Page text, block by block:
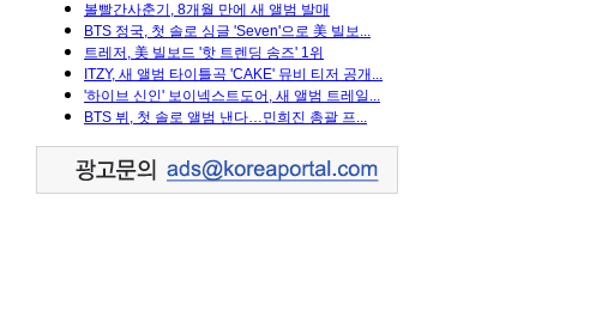
볼빨간사춘기, 8개월 만에 새 앨범 발매
BTS 정국, 첫 솔로 싱글 'Seven'으로 美 빌보...
트레저, 美 빌보드 '핫 트렌딩 송즈' 1위
ITZY, 새 앨범 타이틀곡 'CAKE' 뮤비 티저 공개...
'하이브 신인' 보이넥스트도어, 새 앨범 트레일...
BTS 뷔, 첫 솔로 앨범 낸다…민희진 총괄 프...